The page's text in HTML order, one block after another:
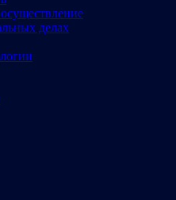
делах